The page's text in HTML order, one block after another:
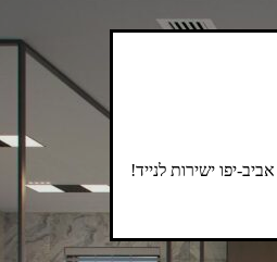
יפו ישירות לנייד!